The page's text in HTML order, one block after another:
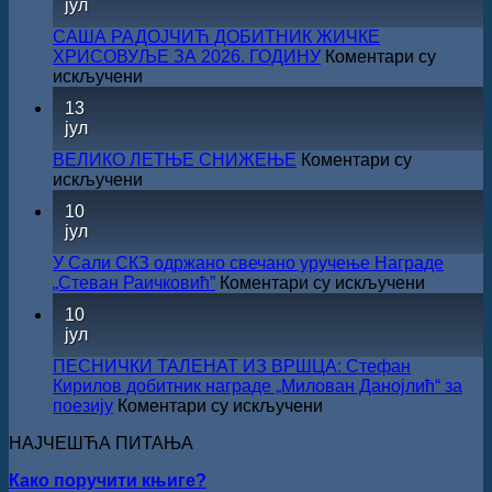
конкурса
Министарства
културе
за
издања
на
српском
јул
САША РАДОЈЧИЋ ДОБИТНИК ЖИЧКЕ
ХРИСОВУЉЕ ЗА 2026. ГОДИНУ Коментари су
искључени
ЖИЧКЕ
ХРИСОВУЉЕ
ЗА
13
јул
ВЕЛИКО ЛЕТЊЕ СНИЖЕЊЕ Коментари су
искључени
10
јул
У Сали СКЗ одржано свечано уручење Награде
„Стеван Раичковић” Коментари су искључени
свечано
10
јул
ПЕСНИЧКИ ТАЛЕНАТ ИЗ ВРШЦА: Стефан
Кирилов добитник награде „Милован Данојлић“ за
поезију Коментари су искључени
НАЈЧЕШЋА ПИТАЊА
Како поручити књиге?